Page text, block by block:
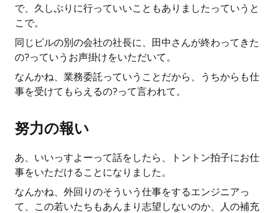
で、久しぶりに行っていいこともありましたっていうと
こで。
同じビルの別の会社の社長に、田中さんが終わってきた
の?っていうお声掛けをいただいて。
なんかね、業務委託っていうことだから、うちからも仕
事を受けてもらえるの?って言われて。
努力の報い
あ、いいっすよーって話をしたら、トントン拍子にお仕
事をいただけることになりました。
なんかね、外回りのそういう仕事をするエンジニアっ
て、この若いたちもあんまり志望しないのか、人の補充